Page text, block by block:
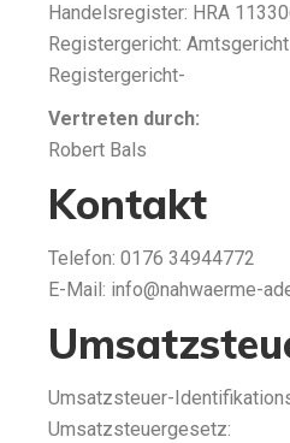
Handelsregister: HRA
Registergericht:
Registergericht-
Vertreten durch:
Robert Bals
Kontakt
Telefon: 0176 34944772
E-Mail: info@nahwaerme-
Umsatzsteuer-
Umsatzsteuergesetz: